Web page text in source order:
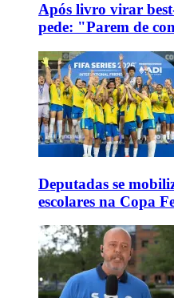
Após livro virar
pede: "Parem de
Deputadas se
escolares na Copa